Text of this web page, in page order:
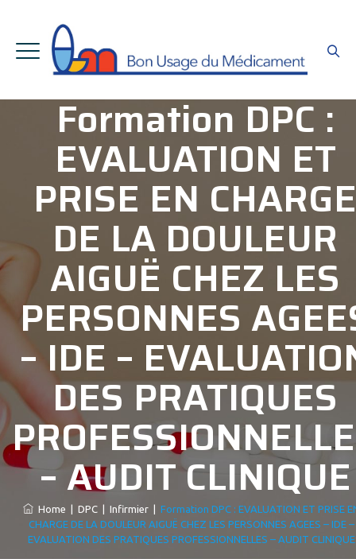
Formation DPC :
EVALUATION ET
PRISE EN CHARGE
DE LA DOULEUR
AIGUË CHEZ LES
PERSONNES
– IDE –
DES PRATIQUES
– AUDIT CLINIQUE
Home DPC| Infirmier| Formation DPC : EVALUATION ET PRISE
CHARGE DE LA DOULEUR AIGUË CHEZ LES PERSONNES AGEES – IDE –
EVALUATION DES PRATIQUES PROFESSIONNELLES – AUDIT CLINIQUE